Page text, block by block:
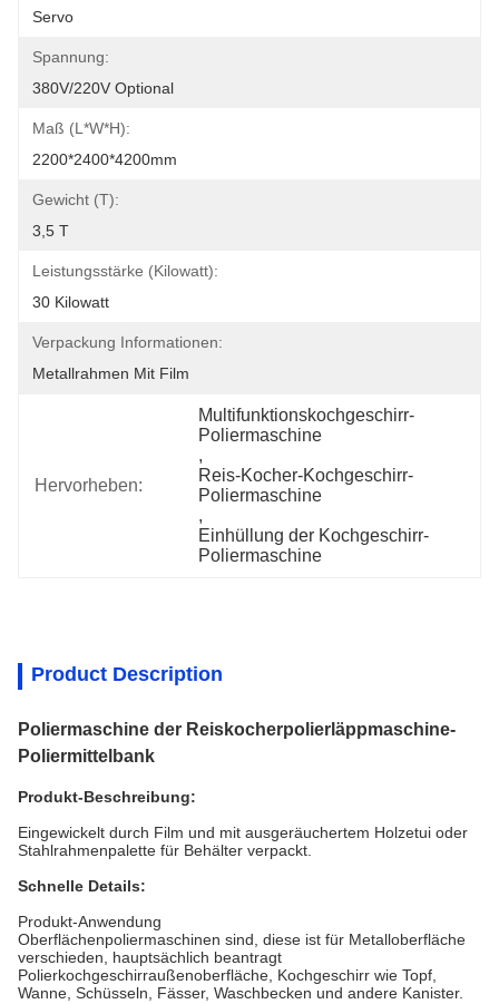
Servo
Spannung:
380V/220V Optional
Maß (l*w*h):
2200*2400*4200mm
Gewicht (T):
3,5 T
Leistungsstärke (Kilowatt):
30 Kilowatt
Verpackung Informationen:
Metallrahmen Mit Film
Hervorheben:
Multifunktionskochgeschirr-
Poliermaschine
,
Reis-Kocher-Kochgeschirr-
Poliermaschine
,
Einhüllung der Kochgeschirr-
Poliermaschine
Product Description
Poliermaschine der Reiskocherpolierläppmaschine-
Poliermittelbank
Produkt-Beschreibung:
Eingewickelt durch Film und mit ausgeräuchertem Holzetui oder
Stahlrahmenpalette für Behälter verpackt.
Schnelle Details:
Produkt-Anwendung
Oberflächenpoliermaschinen sind, diese ist für Metalloberfläche
verschieden, hauptsächlich beantragt
Polierkochgeschirraußenoberfläche, Kochgeschirr wie Topf,
Wanne, Schüsseln, Fässer, Waschbecken und andere Kanister.